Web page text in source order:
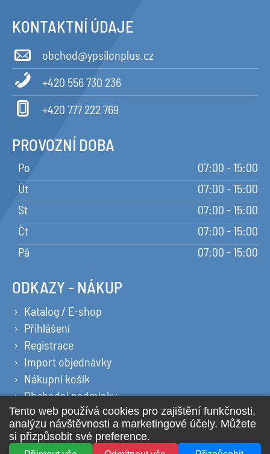
KONTAKTNÍ ÚDAJE
obchod@ypsilonplus.cz
+420 556 730 236
+420 777 222 769
PROVOZNÍ DOBA
Po
07:00 - 15:00
Út
07:00 - 15:00
St
07:00 - 15:00
Čt
07:00 - 15:00
Pá
07:00 - 15:00
ODKAZY - NÁKUP
Katalog / E-shop
Přihlášení
Registrace
Import objednávky
Nákupní košík
Obchodní podmínky
Ochrana osobních údajů
Prohlášení o cookies